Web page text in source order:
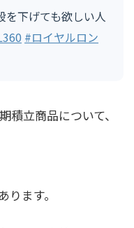
を下げても欲しい人
#ロイヤルロン
積立商品について、
ます。